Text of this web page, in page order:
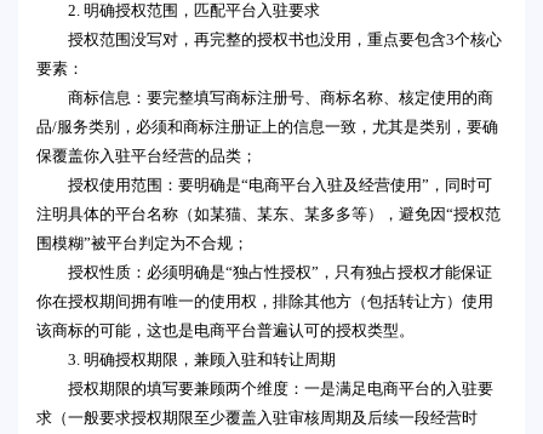
2. 明确授权范围，匹配平台入驻要求
授权范围没写对，再完整的授权书也没用，重点要包含3个核心
要素：
商标信息：要完整填写商标注册号、商标名称、核定使用的商
品/服务类别，必须和商标注册证上的信息一致，尤其是类别，要确
保覆盖你入驻平台经营的品类；
授权使用范围：要明确是“电商平台入驻及经营使用”，同时可
注明具体的平台名称（如某猫、某东、某多多等），避免因“授权范
围模糊”被平台判定为不合规；
授权性质：必须明确是“独占性授权”，只有独占授权才能保证
你在授权期间拥有唯一的使用权，排除其他方（包括转让方）使用
该商标的可能，这也是电商平台普遍认可的授权类型。
3. 明确授权期限，兼顾入驻和转让周期
授权期限的填写要兼顾两个维度：一是满足电商平台的入驻要
求（一般要求授权期限至少覆盖入驻审核周期及后续一段经营时